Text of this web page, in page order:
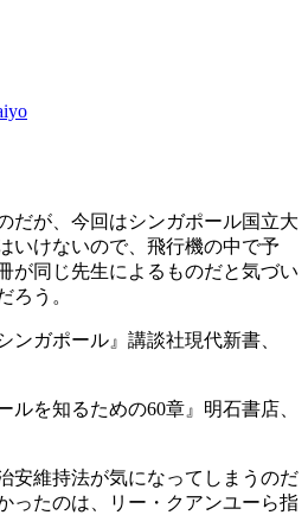
だが、今回はシンガポール国立大
いけないので、飛行機の中で予
が同じ先生によるものだと気づい
ろう。
ンガポール』講談社現代新書、
ルを知るための60章』明石書店、
安維持法が気になってしまうのだ
ったのは、リー・クアンユーら指